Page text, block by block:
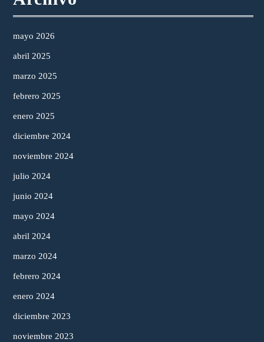
mayo 2026
abril 2025
marzo 2025
febrero 2025
enero 2025
diciembre 2024
noviembre 2024
julio 2024
junio 2024
mayo 2024
abril 2024
marzo 2024
febrero 2024
enero 2024
diciembre 2023
noviembre 2023